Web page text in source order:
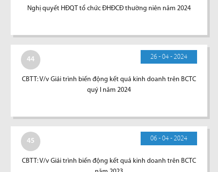
Nghị quyết HĐQT tổ chức ĐHĐCĐ thường niên năm 2024
44 26 - 04 - 2024
CBTT: V/v Giải trình biến động kết quả kinh doanh trên BCTC
quý I năm 2024
45 06 - 04 - 2024
CBTT: V/v Giải trình biến động kết quả kinh doanh trên BCTC